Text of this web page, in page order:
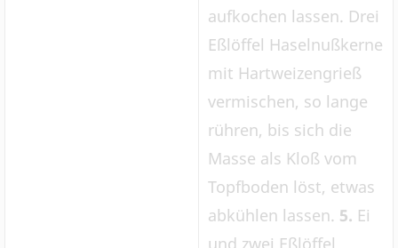
aufkochen lassen. Drei
Eßlöffel Haselnußkerne
mit Hartweizengrieß
vermischen, so lange
rühren, bis sich die
Masse als Kloß vom
Topfboden löst, etwas
abkühlen lassen. 5. Ei